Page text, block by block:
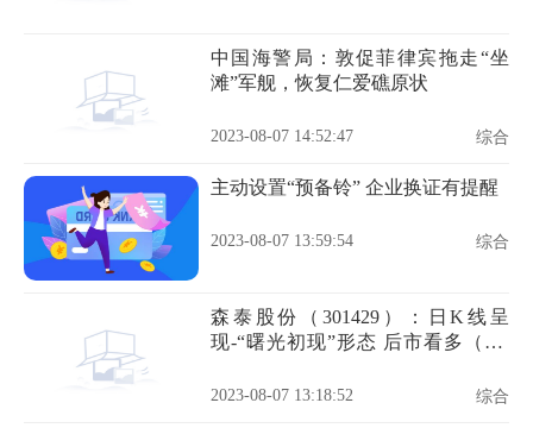
中国海警局：敦促菲律宾拖走“坐
滩”军舰，恢复仁爱礁原状
2023-08-07 14:52:47 综合
主动设置“预备铃” 企业换证有提醒
2023-08-07 13:59:54 综合
森泰股份（301429）：日K线呈
现-“曙光初现”形态 后市看多（08-
2023-08-07 13:18:52 综合